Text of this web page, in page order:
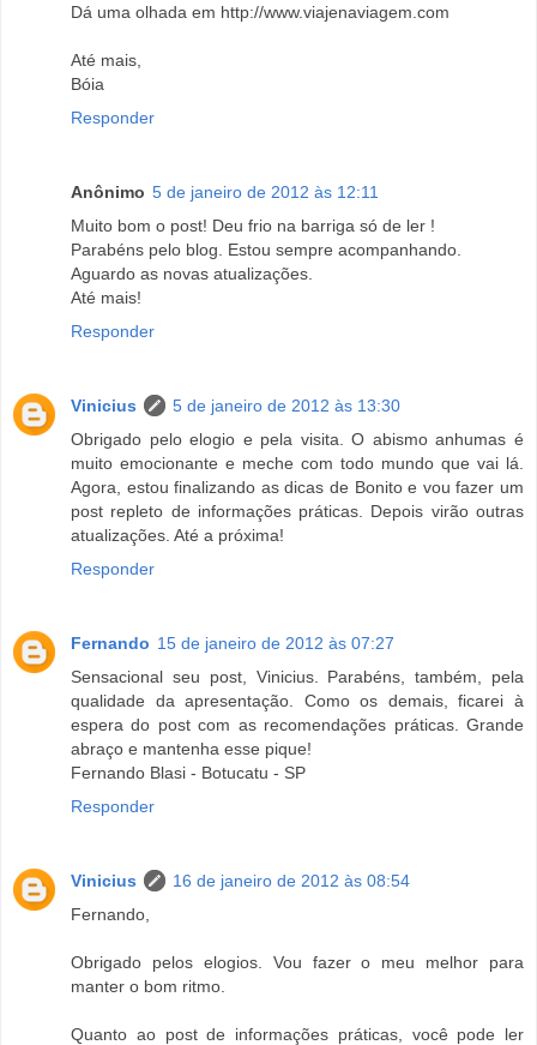
Dá uma olhada em http://www.viajenaviagem.com
Até mais,
Bóia
Responder
Anônimo 5 de janeiro de 2012 às 12:11
Muito bom o post! Deu frio na barriga só de ler !
Parabéns pelo blog. Estou sempre acompanhando.
Aguardo as novas atualizações.
Até mais!
Responder
Vinicius
5 de janeiro de 2012 às 13:30
Obrigado pelo elogio e pela visita. O abismo anhumas é
muito emocionante e meche com todo mundo que vai lá.
Agora, estou finalizando as dicas de Bonito e vou fazer um
post repleto de informações práticas. Depois virão outras
atualizações. Até a próxima!
Responder
Fernando 15 de janeiro de 2012 às 07:27
Sensacional seu post, Vinicius. Parabéns, também, pela
qualidade da apresentação. Como os demais, ficarei à
espera do post com as recomendações práticas. Grande
abraço e mantenha esse pique!
Fernando Blasi - Botucatu - SP
Responder
Vinicius
16 de janeiro de 2012 às 08:54
Fernando,
Obrigado pelos elogios. Vou fazer o meu melhor para
manter o bom ritmo.
Quanto ao post de informações práticas, você pode ler